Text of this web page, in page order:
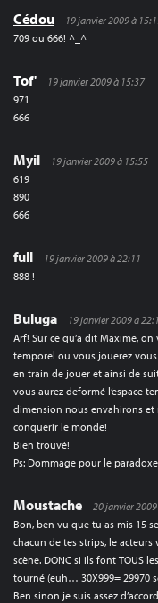
Cédou
19 janvier 2009 à
709 ou 666! ^_^
Tof'
19 janvier 2009 à 15:37
971
666
Myil
19 janvier 2009 à 15:55
619
890
666
full
19 janvier 2009 à 22:11
888 !
Buluga
19 janvier 2009 à
Arf! Sur ce qu’a dit Maxime,
temporel ou vous jouerez
en train de jouer et ainsi de
vous aurez deformé l’espace
dimension nous envahirons
conquerir le monde!
Bien trouvé!
Ps: Dommage pour le
Moustache
20 janvier
Bon, ben vu que tu as mis 15
chacun de tes strips, le
scène. DONC si ils font TOUS
tourné (euh… 30X999= 29970
Ben sinon je suis assez